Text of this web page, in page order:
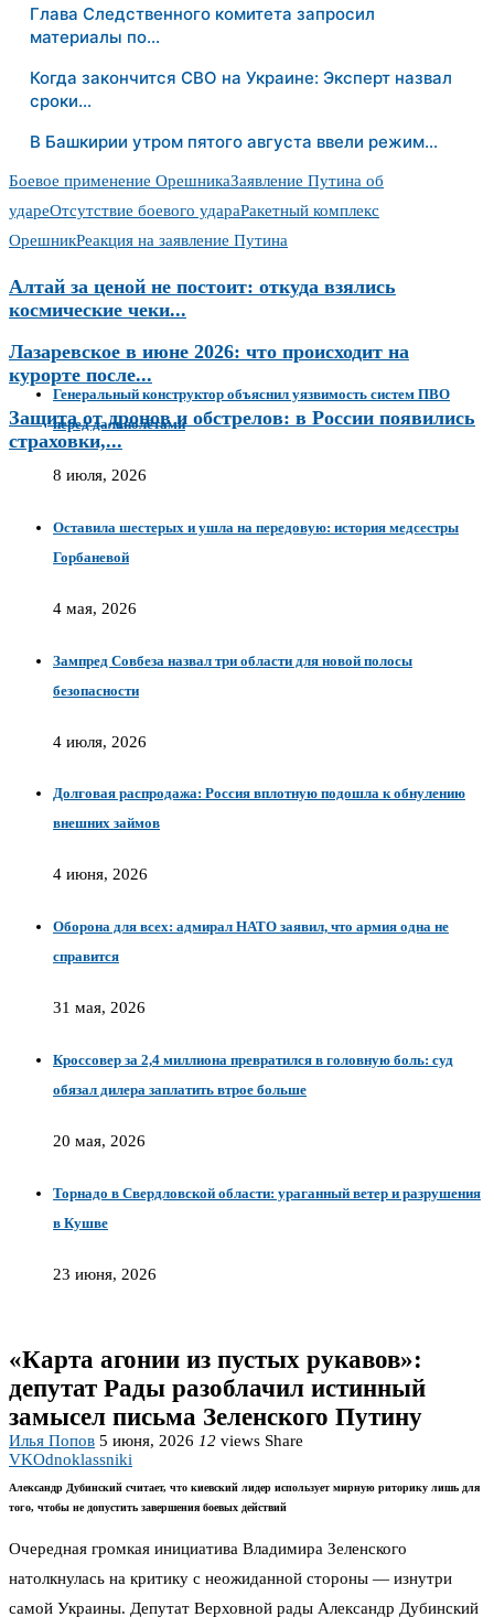
Глава Следственного комитета запросил
материалы по…
Когда закончится СВО на Украине: Эксперт назвал
сроки…
В Башкирии утром пятого августа ввели режим…
Боевое применение ОрешникаЗаявление Путина об
удареОтсутствие боевого удараРакетный комплекс
ОрешникРеакция на заявление Путина
Алтай за ценой не постоит: откуда взялись
космические чеки...
Лазаревское в июне 2026: что происходит на
курорте после...
Защита от дронов и обстрелов: в России появились
страховки,...
Генеральный конструктор объяснил уязвимость систем ПВО
перед дальнолётами
8 июля, 2026
Оставила шестерых и ушла на передовую: история медсестры
Горбаневой
4 мая, 2026
Зампред Совбеза назвал три области для новой полосы
безопасности
4 июля, 2026
Долговая распродажа: Россия вплотную подошла к обнулению
внешних займов
4 июня, 2026
Оборона для всех: адмирал НАТО заявил, что армия одна не
справится
31 мая, 2026
Кроссовер за 2,4 миллиона превратился в головную боль: суд
обязал дилера заплатить втрое больше
20 мая, 2026
Торнадо в Свердловской области: ураганный ветер и разрушения
в Кушве
23 июня, 2026
«Карта агонии из пустых рукавов»:
депутат Рады разоблачил истинный
замысел письма Зеленского Путину
Илья Попов 5 июня, 2026 12 views Share
VKOdnoklassniki
Александр Дубинский считает, что киевский лидер использует мирную риторику лишь для
того, чтобы не допустить завершения боевых действий
Очередная громкая инициатива Владимира Зеленского
натолкнулась на критику с неожиданной стороны — изнутри
самой Украины. Депутат Верховной рады Александр Дубинский